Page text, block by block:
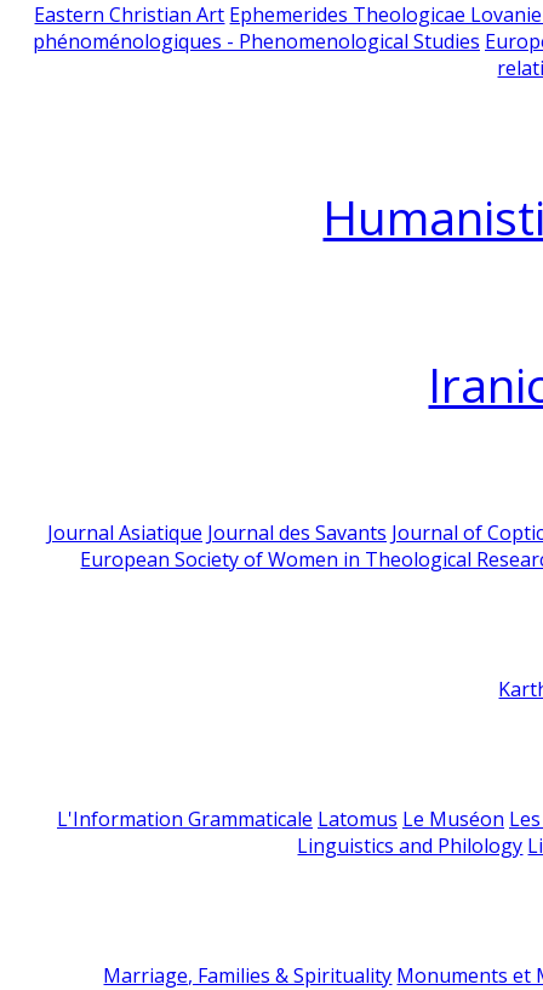
Eastern Christian Art Ephemerides Theologicae
phénoménologiques - Phenomenological Studies
Journal Asiatique Journal des Savants Journal of
European Society of Women in Theological
L'Information Grammaticale Latomus Le Muséon
Linguistics and Philology
Marriage, Families & Spirituality Monuments et